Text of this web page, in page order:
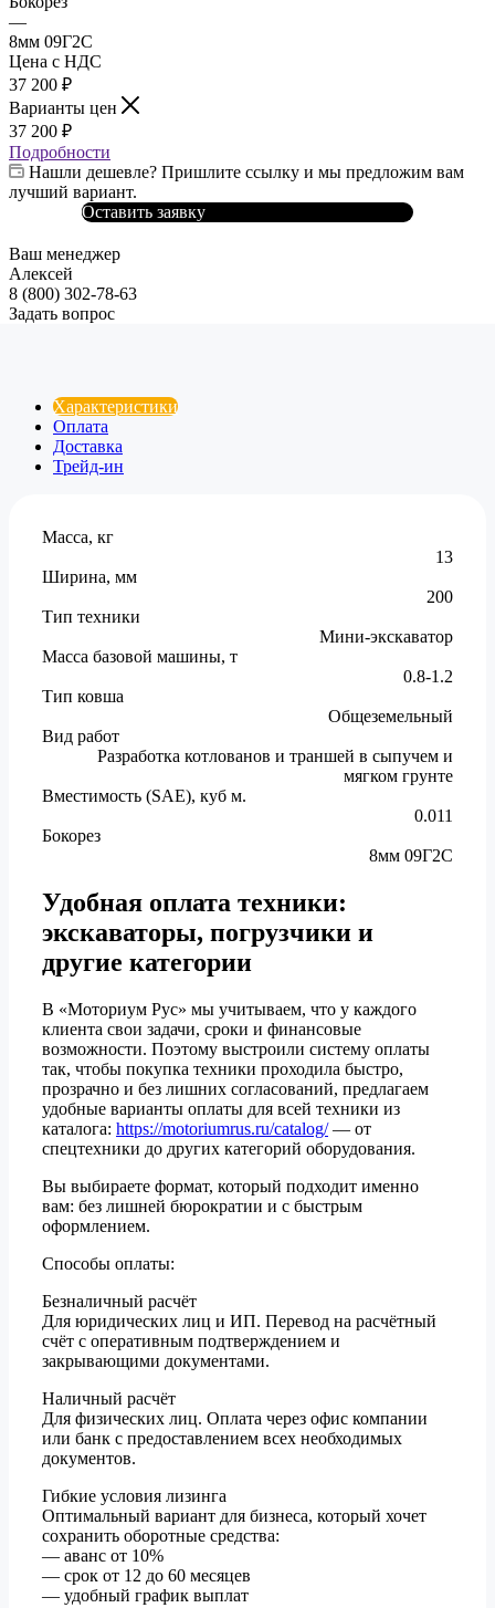
—
8мм 09Г2С
Цена с НДС
37 200 ₽
Варианты цен
37 200 ₽
Подробности
Нашли дешевле? Пришлите ссылку и мы предложим вам
лучший вариант.
Оставить заявку
Ваш менеджер
Алексей
8 (800) 302-78-63
Задать вопрос
Характеристики
Оплата
Доставка
Трейд-ин
Масса, кг
13
Ширина, мм
200
Тип техники
Мини-экскаватор
Масса базовой машины, т
0.8-1.2
Тип ковша
Общеземельный
Вид работ
Разработка котлованов и траншей в сыпучем и
мягком грунте
Вместимость (SAE), куб м.
0.011
Бокорез
8мм 09Г2С
Удобная оплата техники:
экскаваторы, погрузчики и
другие категории
В «Моториум Рус» мы учитываем, что у каждого
клиента свои задачи, сроки и финансовые
возможности. Поэтому выстроили систему оплаты
так, чтобы покупка техники проходила быстро,
прозрачно и без лишних согласований, предлагаем
удобные варианты оплаты для всей техники из
каталога: https://motoriumrus.ru/catalog/— от
спецтехники до других категорий оборудования.
Вы выбираете формат, который подходит именно
вам: без лишней бюрократии и с быстрым
оформлением.
Способы оплаты:
Безналичный расчёт
Для юридических лиц и ИП. Перевод на расчётный
счёт с оперативным подтверждением и
закрывающими документами.
Наличный расчёт
Для физических лиц. Оплата через офис компании
или банк с предоставлением всех необходимых
документов.
Гибкие условия лизинга
Оптимальный вариант для бизнеса, который хочет
сохранить оборотные средства:
— аванс от 10%
— срок от 12 до 60 месяцев
— удобный график выплат